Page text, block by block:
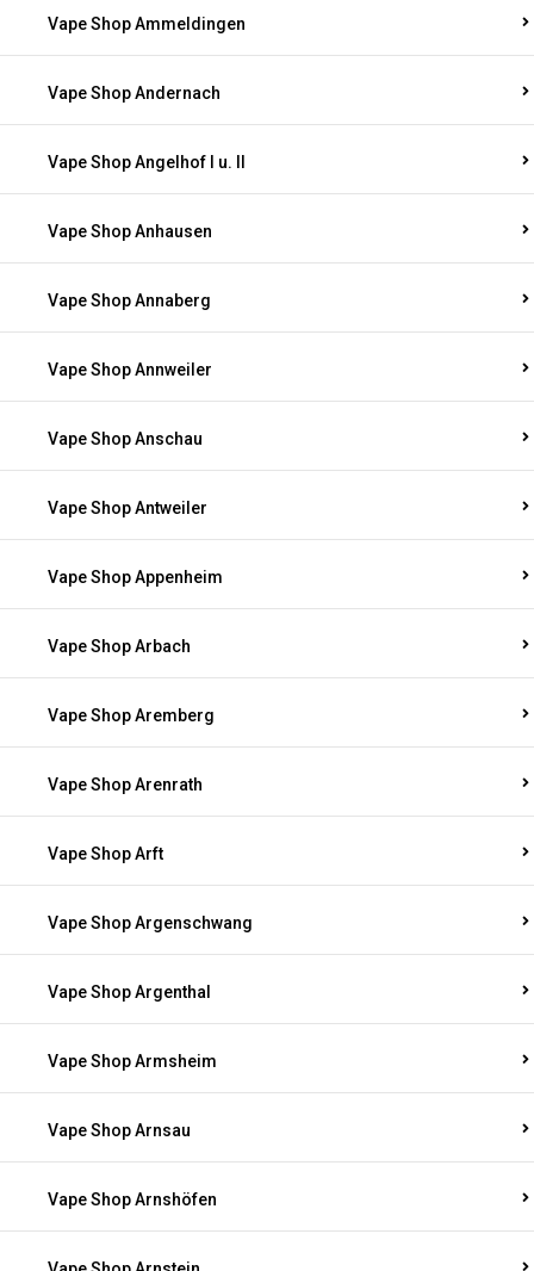
Vape Shop Ammeldingen
Vape Shop Andernach
Vape Shop Angelhof I u. II
Vape Shop Anhausen
Vape Shop Annaberg
Vape Shop Annweiler
Vape Shop Anschau
Vape Shop Antweiler
Vape Shop Appenheim
Vape Shop Arbach
Vape Shop Aremberg
Vape Shop Arenrath
Vape Shop Arft
Vape Shop Argenschwang
Vape Shop Argenthal
Vape Shop Armsheim
Vape Shop Arnsau
Vape Shop Arnshöfen